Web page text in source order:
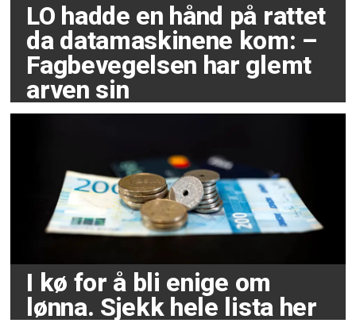
LO hadde en hånd på rattet
da datamaskinene kom: –
Fagbevegelsen har glemt
arven sin
I kø for å bli enige om
lønna. Sjekk hele lista her